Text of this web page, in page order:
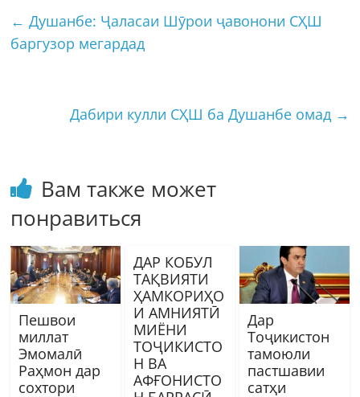
← Душанбе: Ҷаласаи Шӯрои ҷавонони СҲШ
баргузор мегардад
Дабири кулли СҲШ ба Душанбе омад →
Вам также может
понравиться
Пешвои
миллат
Эмомалӣ
Раҳмон дар
сохтори
ДАР КОБУЛ
ТАҚВИЯТИ
ҲАМКОРИҲО
И АМНИЯТӢ
МИЁНИ
ТОҶИКИСТО
Н ВА
АФҒОНИСТО
Дар
Тоҷикистон
тамоюли
пастшавии
сатҳи